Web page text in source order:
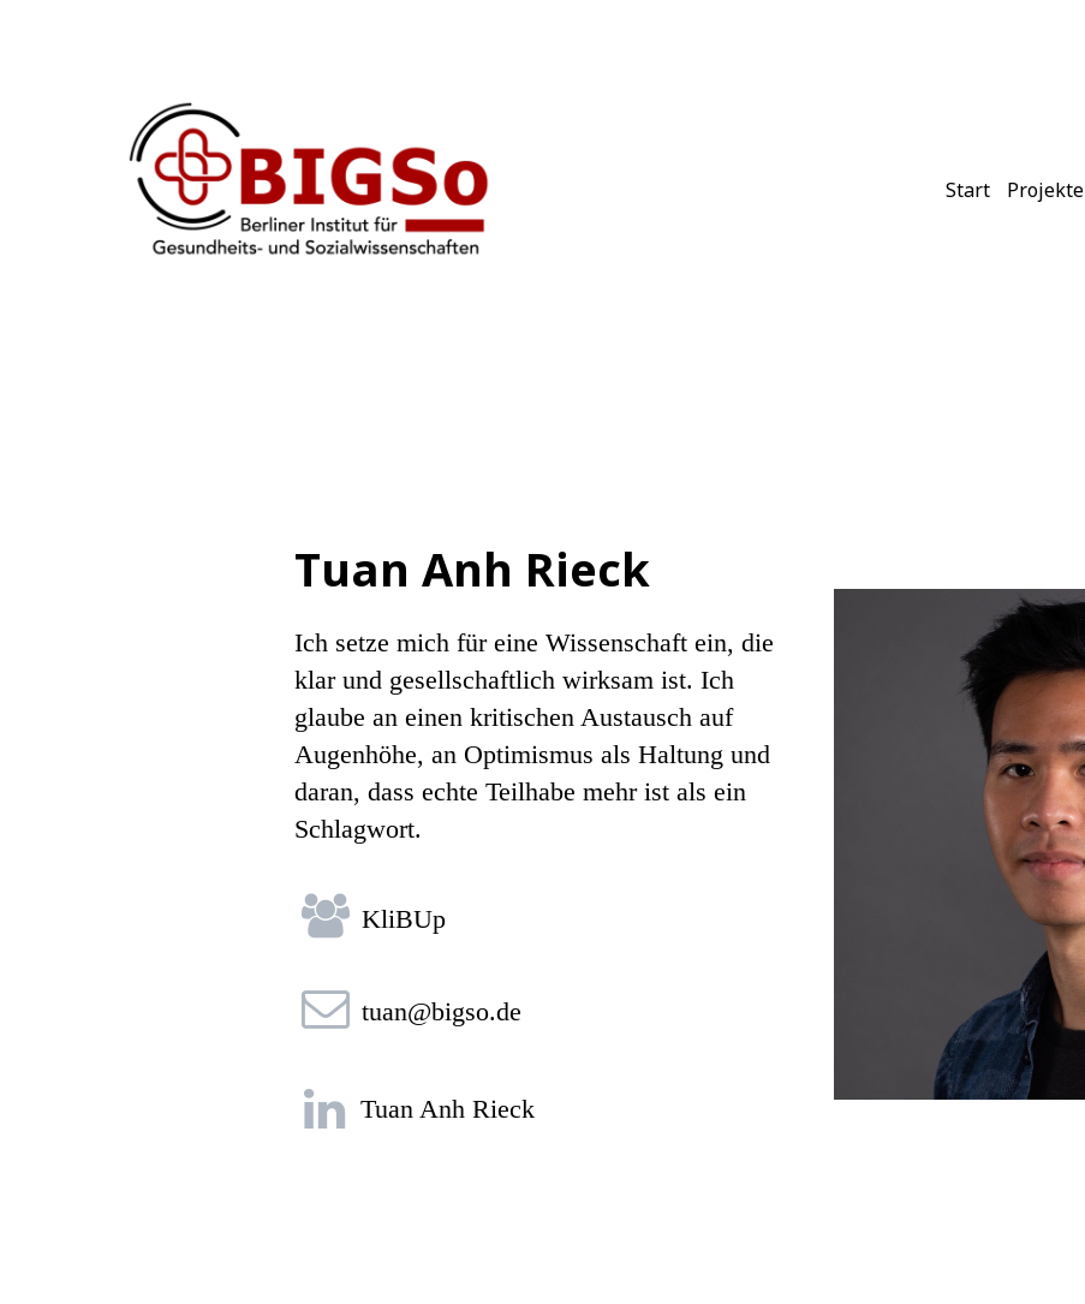
Start Projekte
Tuan Anh Rieck
Ich setze mich für eine Wissenschaft ein, die
klar und gesellschaftlich wirksam ist. Ich
glaube an einen kritischen Austausch auf
Augenhöhe, an Optimismus als Haltung und
daran, dass echte Teilhabe mehr ist als ein
Schlagwort.
 KliBUp
 tuan@bigso.de
 Tuan Anh Rieck